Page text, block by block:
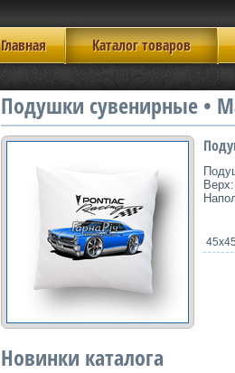
Главная Каталог товаров
Подушки сувенирные •
Новинки каталога